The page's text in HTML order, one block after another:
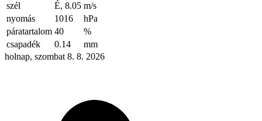
szél
É, 8.05 m/s
nyomás
1016
hPa
páratartalom 40
%
csapadék
0.14
mm
holnap, szombat 8. 8. 2026